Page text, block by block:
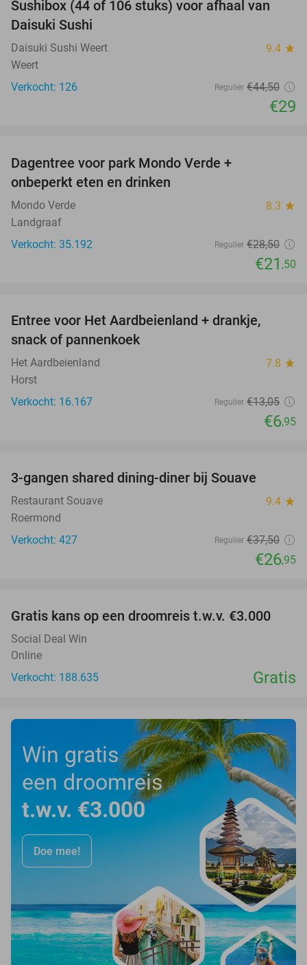
35%
Sushibox (44 of 106 stuks) voor afhaal van
Daisuki Sushi
Daisuki Sushi Weert 9.4 star
Weert
Verkocht: 126
Regulier €44,50
€29
Dagentree voor park Mondo Verde +
onbeperkt eten en drinken
Mondo Verde 8.3 star
Landgraaf
Verkocht: 35.192
Regulier €28,50
€21 ,50
Entree voor Het Aardbeienland + drankje,
snack of pannenkoek
Het Aardbeienland 7.8 star
Horst
Verkocht: 16.167
Regulier €13,05
€6,95
3-gangen shared dining-diner bij Souave
Restaurant Souave 9.4 star
Roermond
Verkocht: 427
Regulier €37,50
€26,95
Gratis kans op een droomreis t.w.v. €3.000
Social Deal Win
Online
Verkocht: 188.635
Gratis
Win gratis
een droomreis
t.w.v. €3.000
Doe mee!